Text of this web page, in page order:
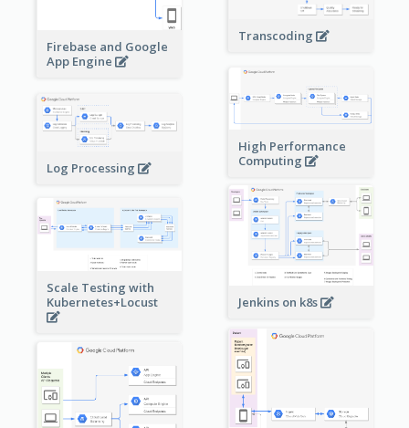
Firebase and Google
App Engine
Transcoding
High Performance
Computing
Log Processing
Jenkins on k8s
Scale Testing with
Kubernetes+Locust